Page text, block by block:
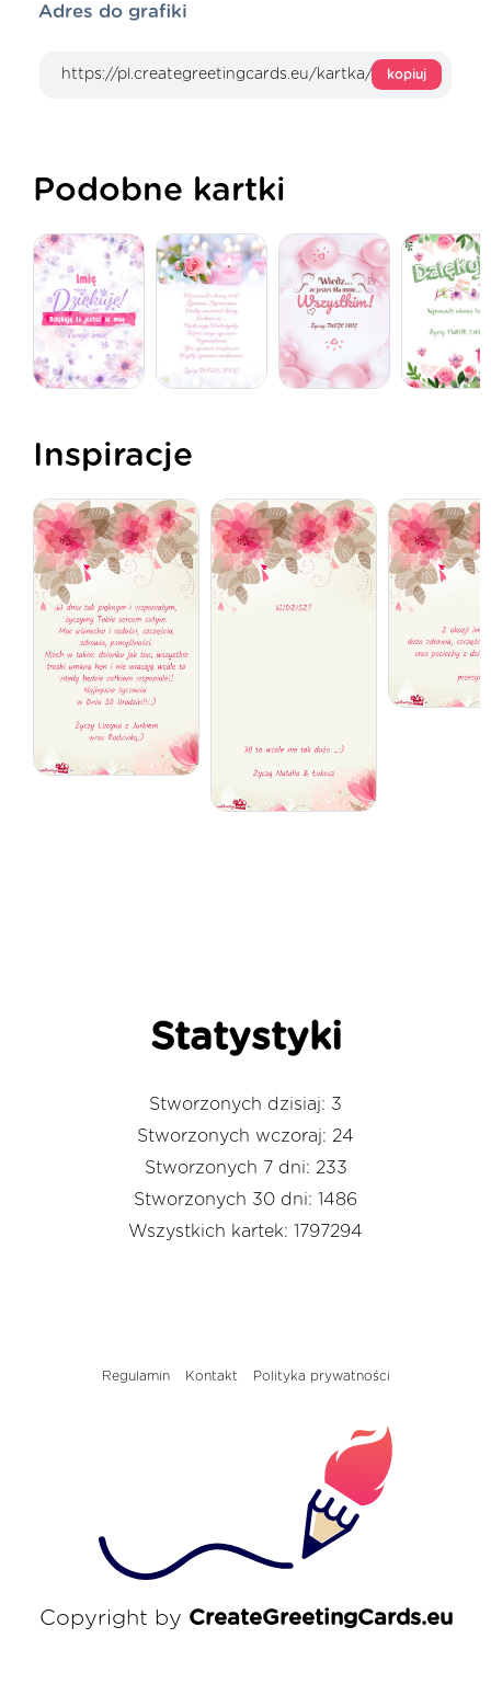
Adres do grafiki
kopiuj
Podobne kartki
Inspiracje
Statystyki
Stworzonych dzisiaj: 3
Stworzonych wczoraj: 24
Stworzonych 7 dni: 233
Stworzonych 30 dni: 1486
Wszystkich kartek: 1797294
Regulamin Kontakt Polityka prywatności
Copyright by CreateGreetingCards.eu